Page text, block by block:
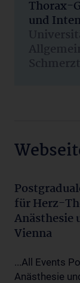
Thorax-
und
für Herz-
Vienna
...All Events
Anästhesie